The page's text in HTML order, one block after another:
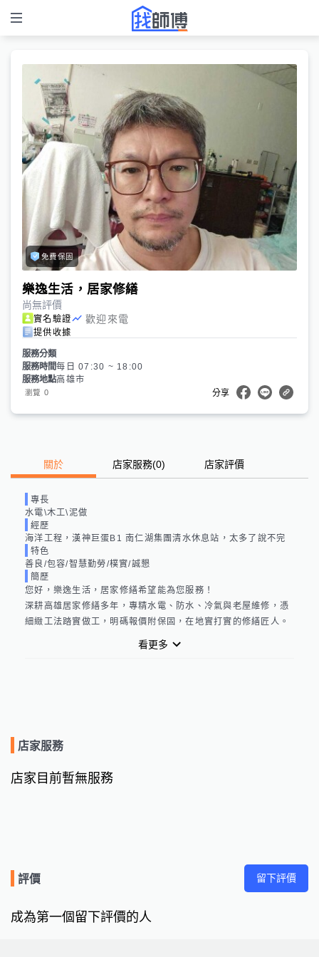
免費保固
樂逸生活，居家修繕
尚無評價
實名驗證 歡迎來電
提供收據
服務分類
服務時間每日 07:30 ~ 18:00
服務地點高雄市
瀏覽 0 分享
關於 店家服務(0) 店家評價
專長
水電\木工\泥做
經歷
海洋工程，漢神巨蛋B1 南仁湖集團清水休息站，太多了說不完
特色
善良/包容/智慧勤勞/樸實/誠懇
簡歷
您好，樂逸生活，居家修繕希望能為您服務！
深耕高雄居家修繕多年，專精水電、防水、冷氣與老屋維修，憑
細緻工法踏實做工，明碼報價附保固，在地實打實的修繕匠人。
看更多
店家服務
店家目前暫無服務
評價 留下評價
成為第一個留下評價的人